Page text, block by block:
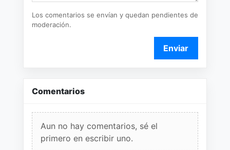
Los comentarios se envían y quedan pendientes de
moderación.
Enviar
Comentarios
Aun no hay comentarios, sé el
primero en escribir uno.